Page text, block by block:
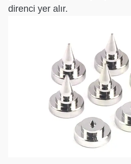
direnci yer alır.